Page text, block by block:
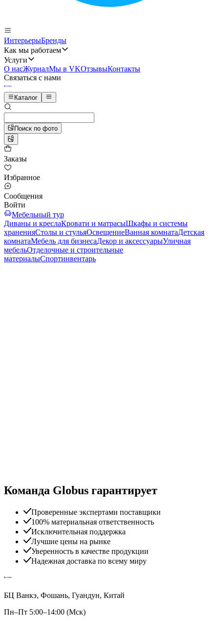
ИнтерьерыБренды
Как мы работаем
Услуги
О насЖурналМы в VKОтзывыКонтакты
Связаться с нами
Каталог
Поиск по фото
Заказы
Избранное
Сообщения
Войти
Мебельный тур
Диваны и креслаКровати и матрасыШкафы и системы
храненияСтолы и стульяОсвещениеВанная комнатаДетская
комнатаМебель для бизнесаДекор и аксессуарыУличная
мебельОтделочные и строительные
материалыСпортинвентарь
Команда Globus гарантирует
Проверенные экспертами поставщики
100% материальная ответственность
Исключительная поддержка
Лучшие цены на рынке
Уверенность в качестве продукции
Надежная доставка по всему миру
БЦ Ванкэ, Фошань, Гуандун, Китай
Пн–Пт 5:00–14:00 (Мск)